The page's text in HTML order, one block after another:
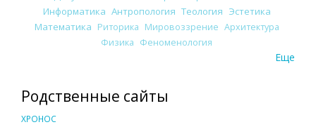
Информатика Антропология Теология Эстетика
Математика Риторика Мировоззрение Архитектура
Физика Феноменология
Еще
Родственные сайты
ХРОНОС